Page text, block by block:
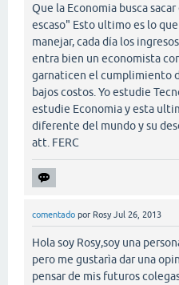
Que la Economia busca
escaso" Esto ultimo es lo
manejar, cada día los
entra bien un economista
garnaticen el cumplimiento
bajos costos. Yo estudie
estudie Economia y esta
diferente del mundo y su
att. FERC
comentado por Rosy Jul 26, 2013
Hola soy Rosy,soy una
pero me gustarìa dar una
pensar de mis futuros